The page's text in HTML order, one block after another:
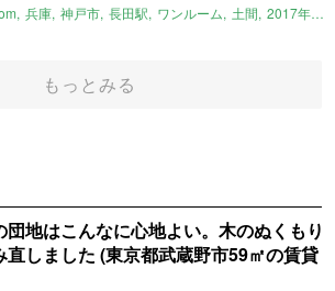
兵庫 神戸市 長田駅 ワンルーム 土間 2017年6月のおすすめ
もっとみる
団地はこんなに心地よい。木のぬくもり
直しました (東京都武蔵野市59㎡の賃貸